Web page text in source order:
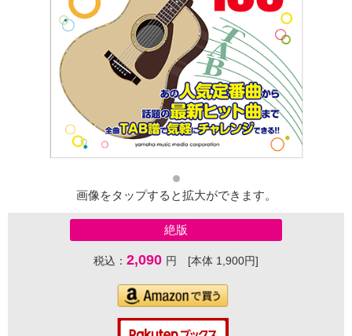
画像をタップすると拡大ができます。
絶版
税込： 2,090 円 [本体 1,900円]